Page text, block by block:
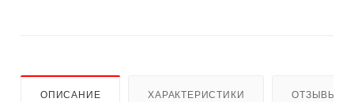
ОПИСАНИЕ ХАРАКТЕРИСТИКИ ОТЗЫВЫ